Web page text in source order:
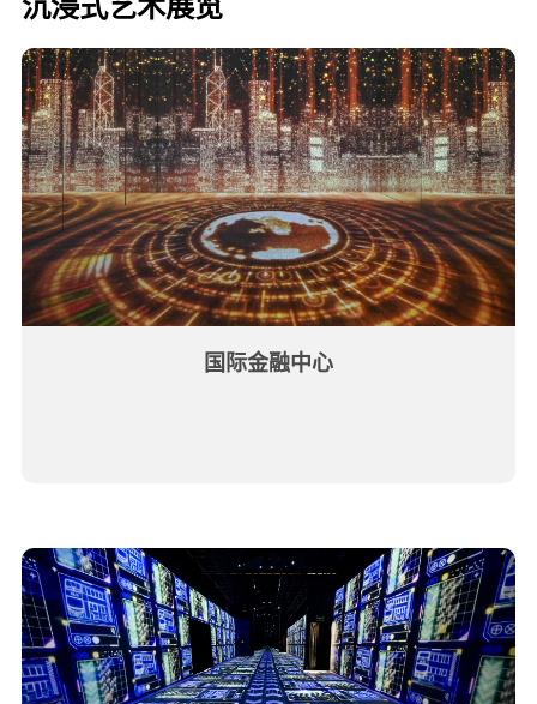
沉浸式艺术展览
国际金融中心